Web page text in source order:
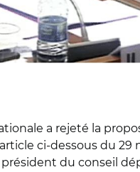
a rejeté la
ci-dessous du 29
du conseil